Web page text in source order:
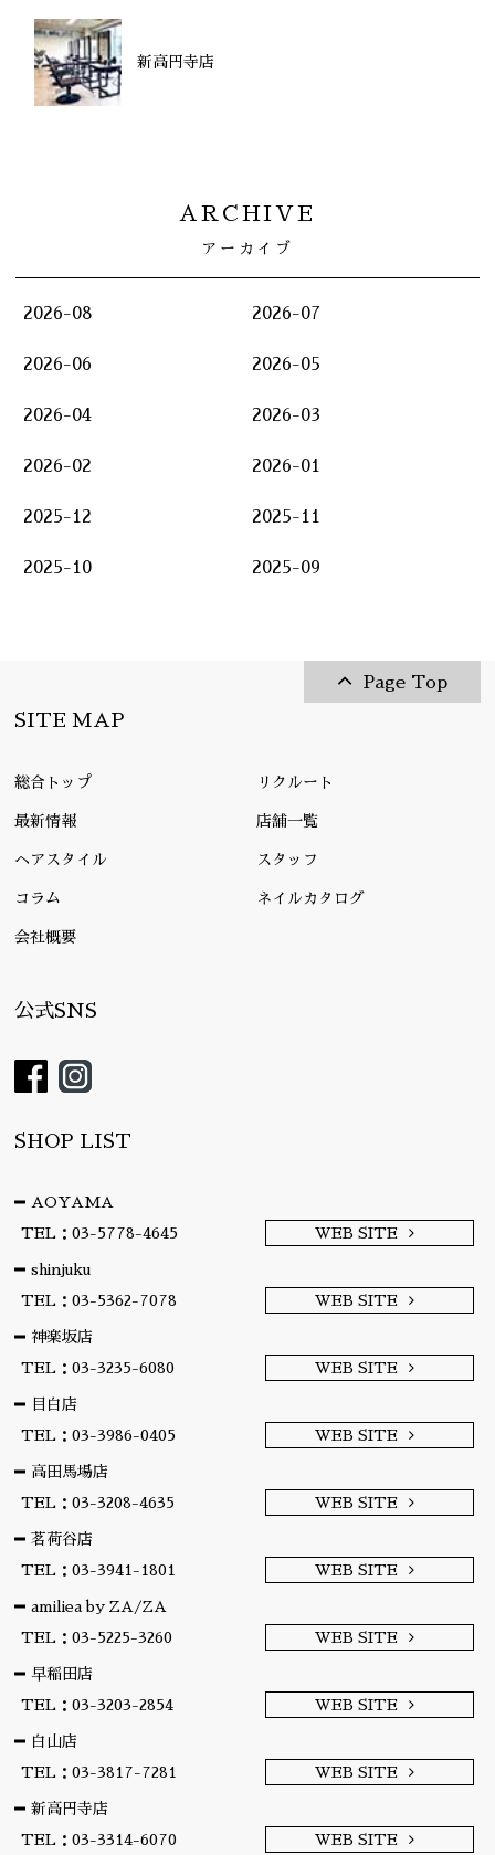
新高円寺店
ARCHIVE
アーカイブ
2026-08 2026-07
2026-06 2026-05
2026-04 2026-03
2026-02 2026-01
2025-12 2025-11
2025-10 2025-09
Page Top
SITE MAP
総合トップ リクルート
最新情報 店舗一覧
ヘアスタイル スタッフ
コラム ネイルカタログ
会社概要
公式SNS
SHOP LIST
AOYAMA
TEL：03-5778-4645
WEB SITE
shinjuku
TEL：03-5362-7078
WEB SITE
神楽坂店
TEL：03-3235-6080
WEB SITE
目白店
TEL：03-3986-0405
WEB SITE
高田馬場店
TEL：03-3208-4635
WEB SITE
茗荷谷店
TEL：03-3941-1801
WEB SITE
amiliea by ZA/ZA
TEL：03-5225-3260
WEB SITE
早稲田店
TEL：03-3203-2854
WEB SITE
白山店
TEL：03-3817-7281
WEB SITE
新高円寺店
TEL：03-3314-6070
WEB SITE